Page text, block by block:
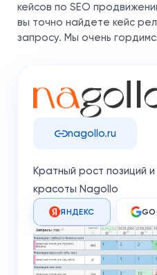
кейсов по SEO
вы точно найдете кейс
запросу. Мы очень
nagollo.ru
Кратный рост позиций
красоты Nagollo
ЯНДЕКС